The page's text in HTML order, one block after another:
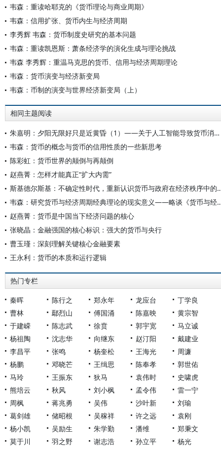
韦森：重读哈耶克的《货币理论与商业周期》
韦森：信用扩张、货币内生与经济周期
李秀辉 韦森：货币制度史研究的基本问题
韦森：重读凯恩斯：萧条经济学的演化生成与理论挑战
韦森 李秀辉：重温马克思的货币、信用与经济周期理论
韦森：货币演变与经济新变局
韦森：币制的演变与世界经济新变局（上）
相同主题阅读
朱嘉明：夕阳无限好只是近黄昏（1）——关于人工智能导致货币消亡进程的几个问题
韦森：货币的概念与货币的信用性质的一些新思考
陈彩虹：货币世界的颠倒与再颠倒
赵燕菁：怎样才能真正“扩大内需”
斯基德尔斯基：不确定性时代
韦森：研究货币与经济周期经
赵燕菁：货币是中国当下经济问题的核心
张晓晶：金融强国的核心标识：强大的货币与央行
曹玉瑾：深刻理解关键核心金融要素
王永利：货币的本质和运行逻辑
热门专栏
秦晖 陈行之 郑永年 龙应台
丁学良
曹林
鄢烈山 傅国涌 陈嘉映
黄宗智
于建嵘
陈志武 徐贲 郭宇宽
马立诚
杨祖陶
沈志华 向继东 赵汀阳
戴建业
李昌平
张鸣 杨奎松 王海光
周濂
杨鹏
邓晓芒 王缉思 陈奉孝
郭世佑
马玲
王振东 狄马 袁伟时
史啸虎
熊培云
秋风 刘小枫 孟令伟
雷一宁
周枫
蒋兆勇 吴伟 沙叶新
刘瑜
葛剑雄
储昭根 吴稼祥 许之远
袁刚
杨小凯
吴励生 朱学勤 潘维
郑秉文
莫于川
羽之野 谢志浩 孙立平 杨光